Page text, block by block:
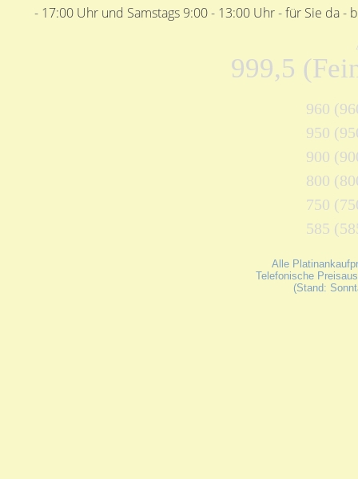
- 17:00 Uhr und Samstags 9:00 - 13:00 Uhr - für Sie
999,5
960
950
900
800
750
585
Alle
Telefonische
(Stand: